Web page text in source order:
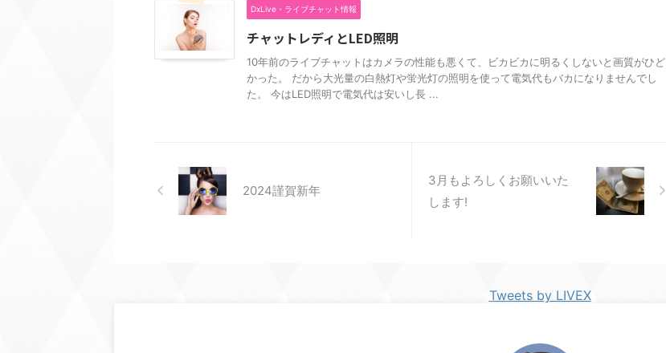
DxLive・ライブチャット情報
チャットレディとLED照明
10年前のライブチャットはカメラの性能も悪くて、ビカビカに明るくしないと画質がひど
かった。 だから大光量の白熱灯や蛍光灯の照明を使って電気代もバカになりませんでし
た。 今はLED照明で電気代は安いし長 ...
2024謹賀新年
3月もよろしくお願いいた
します!
Tweets by LIVEX